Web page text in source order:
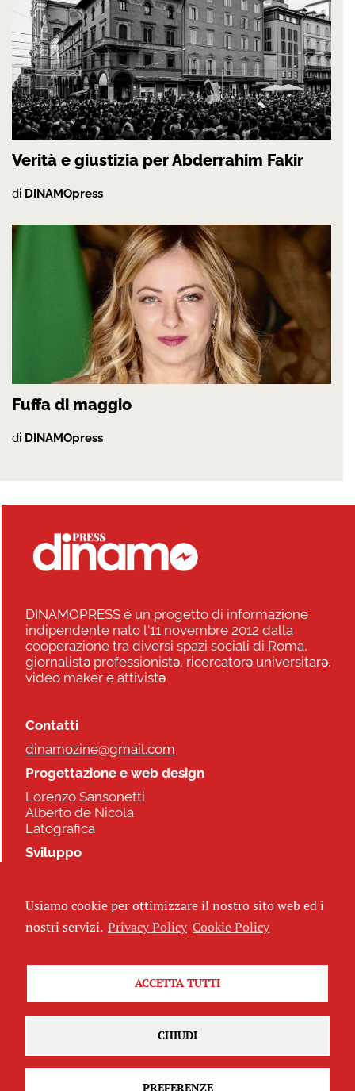
Verità e giustizia per Abderrahim Fakir
di DINAMOpress
Fuffa di maggio
di DINAMOpress
DINAMOPRESS è un progetto di informazione
indipendente nato l'11 novembre 2012 dalla
cooperazione tra diversi spazi sociali di Roma,
giornalistə professionistə, ricercatorə universitarə,
video maker e attivistə
Contatti
dinamozine@gmail.com
Progettazione e web design
Lorenzo Sansonetti
Alberto de Nicola
Latografica
Sviluppo
Seguici
Usiamo cookie per ottimizzare il nostro sito web ed i
nostri servizi. Privacy Policy Cookie Policy
ACCETTA TUTTI
CHIUDI
PREFERENZE